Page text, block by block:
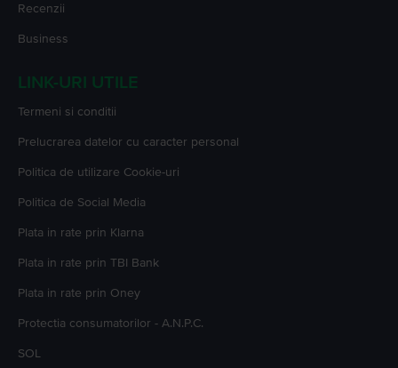
Recenzii
Business
LINK-URI UTILE
Termeni si conditii
Prelucrarea datelor cu caracter personal
Politica de utilizare Cookie-uri
Politica de Social Media
Plata in rate prin Klarna
Plata in rate prin TBI Bank
Plata in rate prin Oney
Protectia consumatorilor - A.N.P.C.
SOL